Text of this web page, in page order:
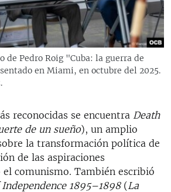
de Pedro Roig "Cuba: la guerra de
en Miami, en octubre del 2025.
reconocidas se encuentra Death
de un sueño), un amplio
la transformación política de
de las aspiraciones
comunismo. También escribió
1895–1898(La